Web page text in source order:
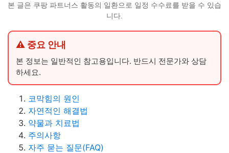
본 글은 쿠팡 파트너스 활동의 일환으로 일정 수수료를 받을 수 있습
니다.
⚠ 중요 안내
본 정보는 일반적인 참고용입니다. 반드시 전문가와 상담
하세요.
코막힘의 원인
자연적인 해결법
약물과 치료법
주의사항
자주 묻는 질문(FAQ)